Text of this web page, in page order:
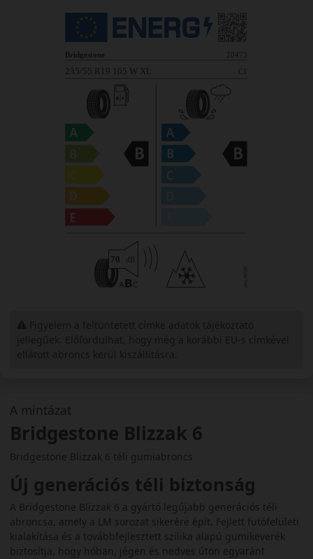
A mintázat
Bridgestone Blizzak 6
Bridgestone Blizzak 6 téli gumiabroncs
Új generációs téli biztonság
A Bridgestone Blizzak 6 a gyártó legújabb generációs téli
abroncsa, amely a LM sorozat sikerére épít. Fejlett futófelületi
kialakítása és a továbbfejlesztett szilika alapú gumikeverék
biztosítja, hogy hóban, jégen és nedves úton egyaránt